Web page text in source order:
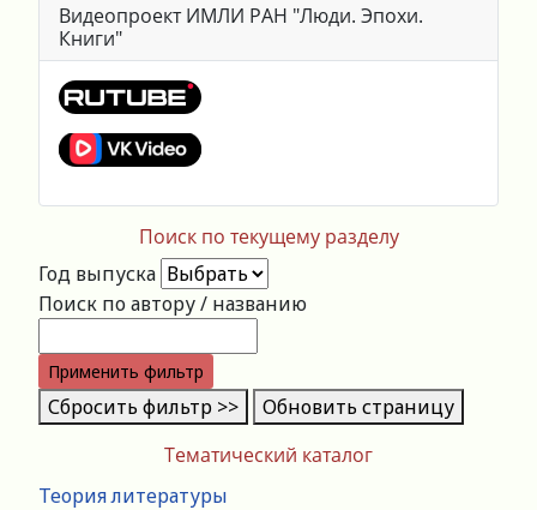
Тематический каталог
Теория литературы
Видеопроект ИМЛИ РАН "Люди. Эпохи.
Книги"
Поиск по текущему разделу
Год выпуска
Поиск по автору / названию
Применить фильтр
Сбросить фильтр >> Обновить страницу